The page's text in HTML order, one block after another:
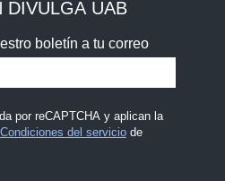
DIVULGA UAB
boletín a tu correo
por reCAPTCHA y aplican la
Condiciones del serviciode